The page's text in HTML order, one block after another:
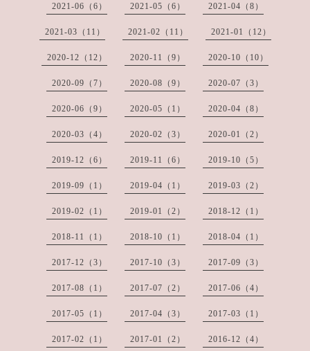
2021-06（6） 2021-05（6） 2021-04（8）
2021-03（11） 2021-02（11） 2021-01（12）
2020-12（12） 2020-11（9） 2020-10（10）
2020-09（7） 2020-08（9） 2020-07（3）
2020-06（9） 2020-05（1） 2020-04（8）
2020-03（4） 2020-02（3） 2020-01（2）
2019-12（6） 2019-11（6） 2019-10（5）
2019-09（1） 2019-04（1） 2019-03（2）
2019-02（1） 2019-01（2） 2018-12（1）
2018-11（1） 2018-10（1） 2018-04（1）
2017-12（3） 2017-10（3） 2017-09（3）
2017-08（1） 2017-07（2） 2017-06（4）
2017-05（1） 2017-04（3） 2017-03（1）
2017-02（1） 2017-01（2） 2016-12（4）